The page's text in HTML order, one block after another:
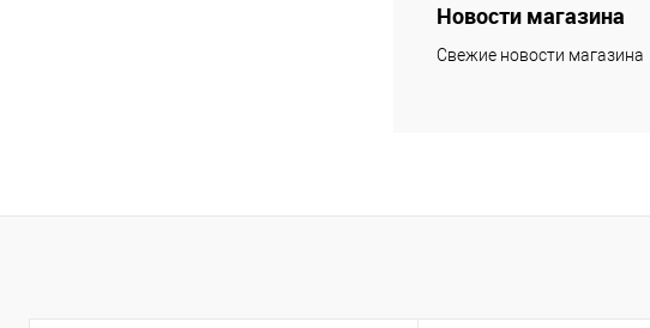
Новости магазина
Свежие новости магазина